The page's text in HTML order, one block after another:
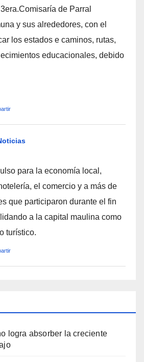
de Parral
y sus alrededores, con el
los estados e caminos, rutas,
educacionales, debido
para la economía local,
el comercio y a más de
que participaron durante el fin
a la capital maulina como
turístico.
logra absorber la creciente